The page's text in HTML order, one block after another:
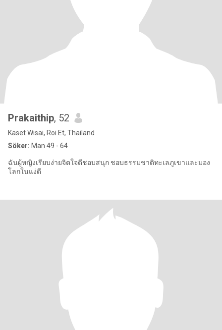
Prakaithip, 52
Kaset Wisai, Roi Et, Thailand
Söker: Man 49 - 64
ฉันผู้หญิงเรียบง่ายจิตใจดีชอบสนุก ชอบธรรมชาติทะเลภูเขาและมอง
โลกในแง่ดี